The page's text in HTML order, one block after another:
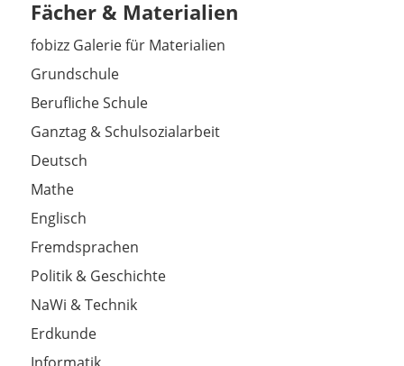
Fächer & Materialien
fobizz Galerie für Materialien
Grundschule
Berufliche Schule
Ganztag & Schulsozialarbeit
Deutsch
Mathe
Englisch
Fremdsprachen
Politik & Geschichte
NaWi & Technik
Erdkunde